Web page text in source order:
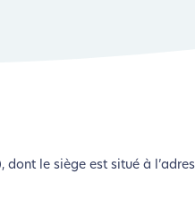
dont le siège est situé à